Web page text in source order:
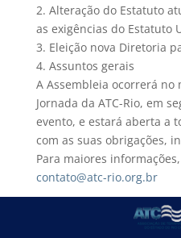
2. Alteração do Estatuto
as exigências do Estatuto
3. Eleição nova Diretoria
4. Assuntos gerais
A Assembleia ocorrerá no
Jornada da ATC-Rio, em
evento, e estará aberta a
com as suas obrigações,
Para maiores
contato@atc-rio.org.br
Rio de Janeiro, 22 de